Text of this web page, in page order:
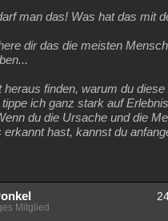
man das! Was hat das mit
dir das die meisten
heraus finden, warum du
ich ganz stark auf
du die Ursache und die
erkannt hast, kannst du
Mitglied